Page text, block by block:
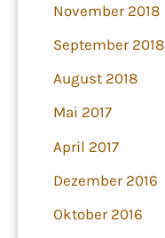
November 2018
September 2018
August 2018
Mai 2017
April 2017
Dezember 2016
Oktober 2016